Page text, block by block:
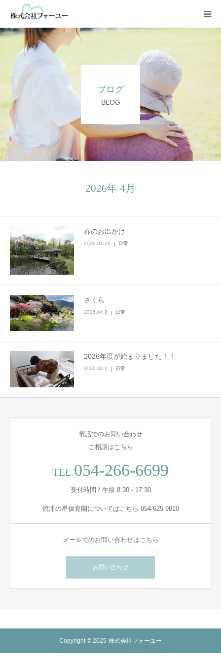
ブログ
BLOG
2026年 4月
春のお出かけ
2026.04.16 日常
さくら
2026.04.8 日常
2026年度が始まりました！！
2026.04.2 日常
電話でのお問い合わせ
ご相談はこちら
TEL.054-266-6699
受付時間 / 午前 8:30 - 17:30
焼津の星保育園についてはこちら 054-625-9810
メールでのお問い合わせはこちら
お問い合わせ
Copyright © 2025-株式会社フォーユー
HOME
焼津・藤枝地区